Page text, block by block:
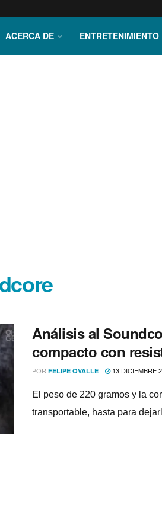
ACERCA DE ENTRETENIMIENTO
Análisis al
compacto con
POR FELIPE OVALLE 13 DICIEMBRE
El peso de 220 gramos y la
transportable, hasta para